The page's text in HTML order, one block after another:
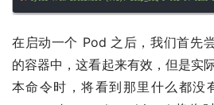
在启动一个 Pod 之后，我们首先
的容器中，这看起来有效，但是实
本命令时，将看到那里什么都没